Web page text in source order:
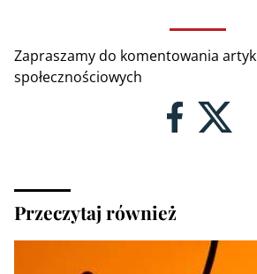
Zapraszamy do komentowania
społecznościowych
Przeczytaj również